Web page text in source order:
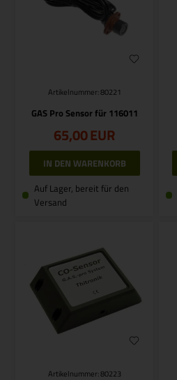
Artikelnummer: 80221
GAS Pro Sensor für 116011
65,00EUR
Auf Lager, bereit für den
Versand
Artikelnummer: 80223